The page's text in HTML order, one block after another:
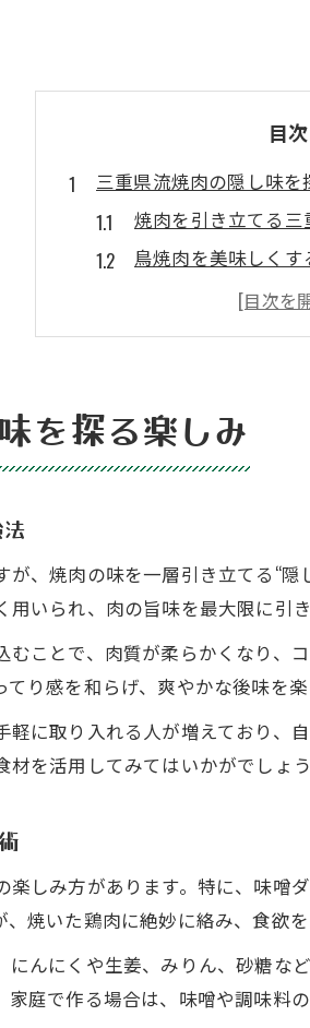
目次
三重県流焼肉の隠し味を
焼肉を引き立てる
鳥焼肉を美味しく
焼肉好きに伝えた
焼肉の奥深さを味
味噌ダレを活かす焼肉レ
焼肉に合う三重県味
三重県名物焼肉味
焼肉の味を引き立て
地元で親しまれる焼肉
焼肉文化が根付く三
鳥焼肉と味噌ダレ
焼肉の町三重県なら
焼肉を家庭で楽しむ
人気の焼肉味噌ダ
を探る楽しみ
、焼肉の味を一層引き立てる“
いられ、肉の旨味を最大限に引き
ことで、肉質が柔らかくなり
り感を和らげ、爽やかな後味を楽
に取り入れる人が増えており
を活用してみてはいかがでしょう
しみ方があります。特に、味
焼いた鶏肉に絶妙に絡み、食欲を
んにくや生姜、みりん、砂糖
庭で作る場合は、味噌や調味料